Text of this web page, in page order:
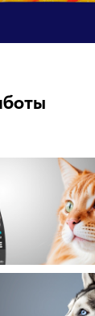
марки
для кошек
марки